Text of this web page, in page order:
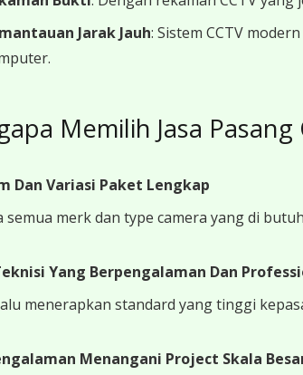
Jarak Jauh: Sistem CCTV
Memilih Jasa
Dan Variasi Paket Lengkap
semua merk dan type camera yang di
Yang Berpengalaman Dan
menerapkan standard yang tinggi
Menangani Project Skala